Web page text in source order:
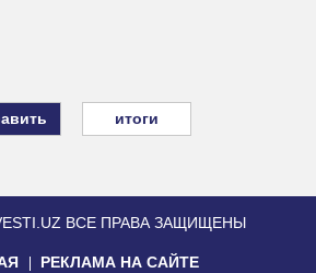
итоги
ВСЕ ПРАВА ЗАЩИЩЕНЫ
РЕКЛАМА НА САЙТЕ